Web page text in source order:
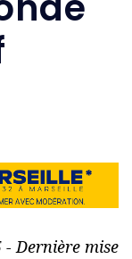
- Dernière mise